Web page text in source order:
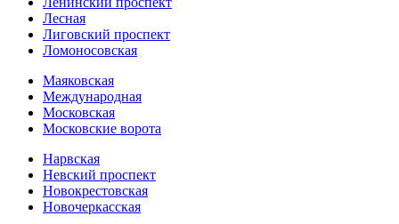
Лесная
Лиговский проспект
Ломоносовская
Маяковская
Международная
Московская
Московские ворота
Нарвская
Невский проспект
Новокрестовская
Новочеркасская